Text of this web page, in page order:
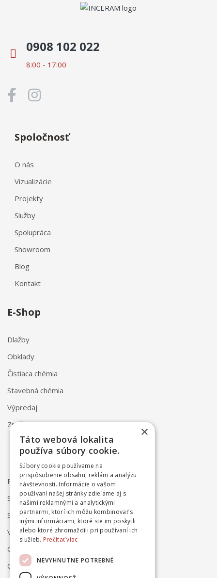
0908 102 022
8:00 - 17:00
Spoločnosť
O nás
Vizualizácie
Projekty
Služby
Spolupráca
Showroom
Blog
Kontakt
E-Shop
Dlažby
Obklady
Čistiaca chémia
Stavebná chémia
Výpredaj
Značky
FAQ
Spôsob dodania
Spôsob platby
Vrátenie a reklamácia
Odstúpenie od zmluvy online
Obchodné podmienky
×
Táto webová lokalita
používa súbory cookie.
Súbory cookie používame na
prispôsobenie obsahu, reklám a analýzu
návštevnosti. Informácie o vašom
používaní našej stránky zdieľame aj s
našimi reklamnými a analytickými
partnermi, ktorí ich môžu kombinovať s
inými informáciami, ktoré ste im poskytli
alebo ktoré zhromaždili pri používaní ich
služieb. Prečítať viac
NEVYHNUTNE POTREBNÉ